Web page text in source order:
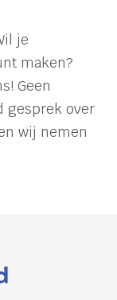
je
maken?
Geen
gesprek over
wij nemen